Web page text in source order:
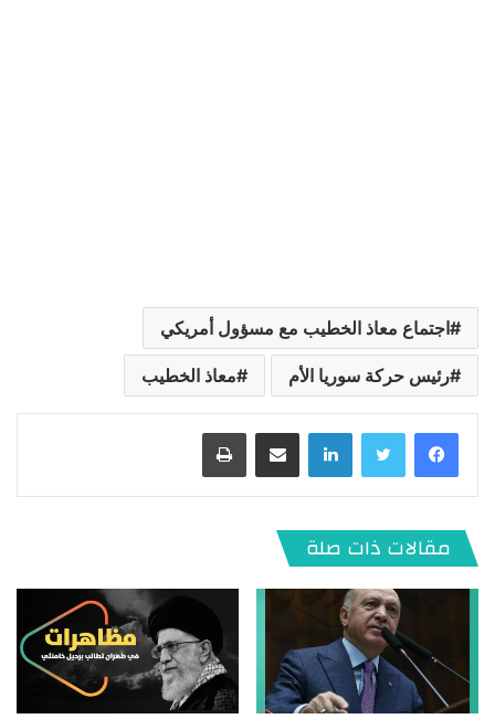
اجتماع معاذ الخطيب مع مسؤول أمريكي
رئيس حركة سوريا الأم معاذ الخطيب
لينكدإن
مقالات ذات صلة